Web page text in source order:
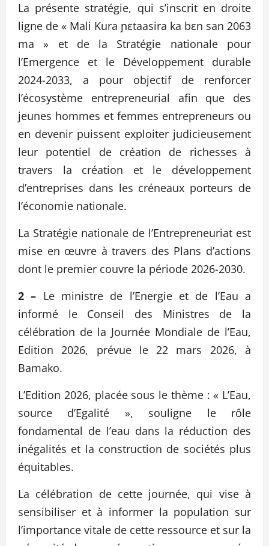
La présente stratégie, qui s’inscrit en droite
ligne de « Mali Kura ɲɛtaasira ka bɛn san 2063
ma » et de la Stratégie nationale pour
l’Emergence et le Développement durable
2024-2033, a pour objectif de renforcer
l’écosystème entrepreneurial afin que des
jeunes hommes et femmes entrepreneurs ou
en devenir puissent exploiter judicieusement
leur potentiel de création de richesses à
travers la création et le développement
d’entreprises dans les créneaux porteurs de
l’économie nationale.
La Stratégie nationale de l’Entrepreneuriat est
mise en œuvre à travers des Plans d’actions
dont le premier couvre la période 2026-2030.
2 – Le ministre de l’Energie et de l’Eau a
informé le Conseil des Ministres de la
célébration de la Journée Mondiale de l’Eau,
Edition 2026, prévue le 22 mars 2026, à
Bamako.
L’Edition 2026, placée sous le thème : « L’Eau,
source d’Egalité », souligne le rôle
fondamental de l’eau dans la réduction des
inégalités et la construction de sociétés plus
équitables.
La célébration de cette journée, qui vise à
sensibiliser et à informer la population sur
l’importance vitale de cette ressource et sur la